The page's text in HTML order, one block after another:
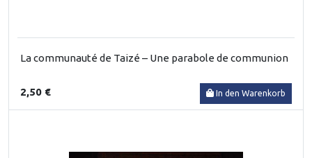
La communauté de Taizé – Une parabole de communion
2,50 € In den Warenkorb